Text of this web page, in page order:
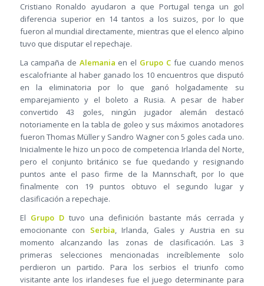
Cristiano Ronaldo ayudaron a que Portugal tenga un gol
diferencia superior en 14 tantos a los suizos, por lo que
fueron al mundial directamente, mientras que el elenco alpino
tuvo que disputar el repechaje.
La campaña de Alemania en el Grupo Cfue cuando menos
escalofriante al haber ganado los 10 encuentros que disputó
en la eliminatoria por lo que ganó holgadamente su
emparejamiento y el boleto a Rusia. A pesar de haber
convertido 43 goles, ningún jugador alemán destacó
notoriamente en la tabla de goleo y sus máximos anotadores
fueron Thomas Müller y Sandro Wagner con 5 goles cada uno.
Inicialmente le hizo un poco de competencia Irlanda del Norte,
pero el conjunto británico se fue quedando y resignando
puntos ante el paso firme de la Mannschaft, por lo que
finalmente con 19 puntos obtuvo el segundo lugar y
clasificación a repechaje.
El Grupo Dtuvo una definición bastante más cerrada y
emocionante con Serbia, Irlanda, Gales y Austria en su
momento alcanzando las zonas de clasificación. Las 3
primeras selecciones mencionadas increíblemente solo
perdieron un partido. Para los serbios el triunfo como
visitante ante los irlandeses fue el juego determinante para